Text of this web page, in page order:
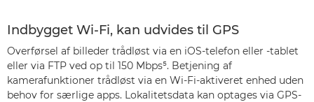
Indbygget Wi-Fi, kan udvides til GPS
Overførsel af billeder trådløst via en iOS-telefon eller -tablet
eller via FTP ved op til 150 Mbps⁵. Betjening af
kamerafunktioner trådløst via en Wi-Fi-aktiveret enhed uden
behov for særlige apps. Lokalitetsdata kan optages via GPS-